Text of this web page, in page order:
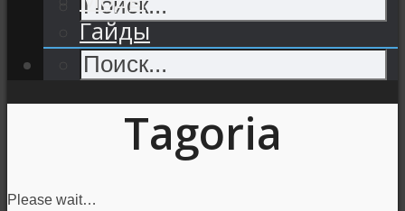
Гайды
Tagoria
Please wait…